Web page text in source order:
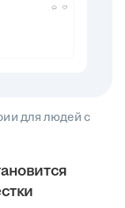
для людей с